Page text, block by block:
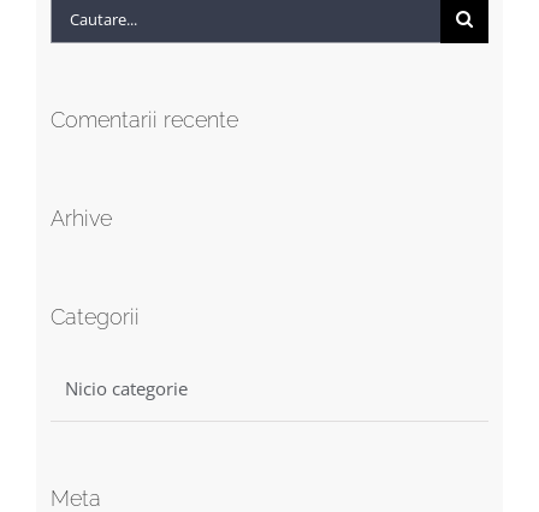
Cautare...
Comentarii recente
Arhive
Categorii
Nicio categorie
Meta